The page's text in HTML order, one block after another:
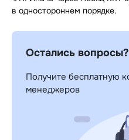
в одностороннем порядке.
Остались вопросы?
Получите бесплатную
менеджеров